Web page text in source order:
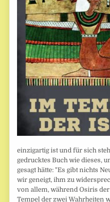
einzigartig ist und für sich
gedrucktes Buch wie dieses,
gesagt hätte: "Es gibt nichts
wir geneigt, ihm zu
von allem, während Osiris
Tempel der zwei Wahrheiten